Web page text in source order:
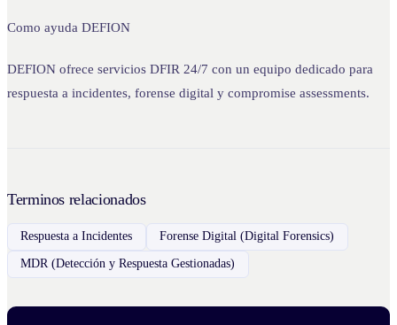
Como ayuda DEFION
DEFION ofrece servicios DFIR 24/7 con un equipo dedicado para
respuesta a incidentes, forense digital y compromise assessments.
Terminos relacionados
Respuesta a Incidentes Forense Digital (Digital Forensics)
MDR (Detección y Respuesta Gestionadas)